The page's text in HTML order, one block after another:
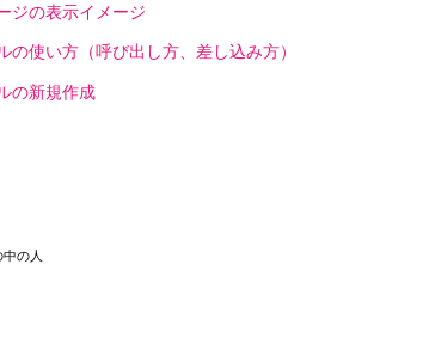
ジの表示イメージ
の使い方（呼び出し方、差し込み方）
の新規作成
の人